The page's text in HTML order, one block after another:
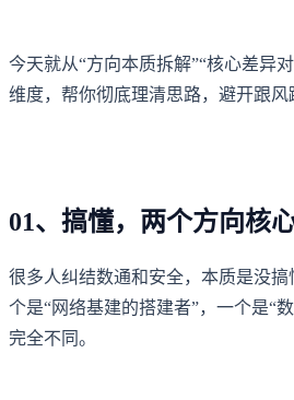
今天就从“方向本质拆解”“核心差异
维度，帮你彻底理清思路，避开跟风
01、搞懂，两个方向核
很多人纠结数通和安全，本质是没
个是“网络基建的搭建者”，一个是“
完全不同。